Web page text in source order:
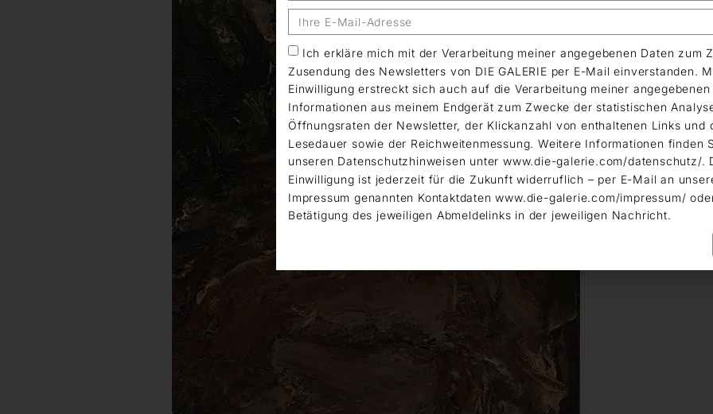
Ich erkläre mich mit der Verarbeitung meiner angegebenen Daten zum
Zusendung des Newsletters von DIE GALERIE per E-Mail einverstanden.
Einwilligung erstreckt sich auch auf die Verarbeitung meiner angegebenen
Informationen aus meinem Endgerät zum Zwecke der statistischen
Öffnungsraten der Newsletter, der Klickanzahl von enthaltenen Links und
Lesedauer sowie der Reichweitenmessung. Weitere Informationen finden
unseren Datenschutzhinweisen unter www.die-galerie.com/datenschutz/.
Einwilligung ist jederzeit für die Zukunft widerruflich – per E-Mail an
Impressum genannten Kontaktdaten www.die-galerie.com/impressum/
Betätigung des jeweiligen Abmeldelinks in der jeweiligen Nachricht.